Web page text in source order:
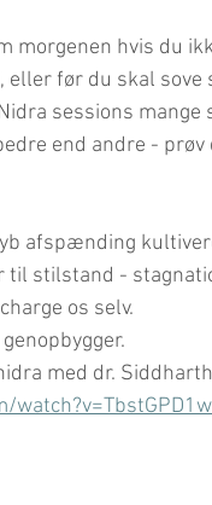
morgenen hvis du
før du skal
sessions
end andre -
afspænding
til stilstand -
os selv.
med dr.